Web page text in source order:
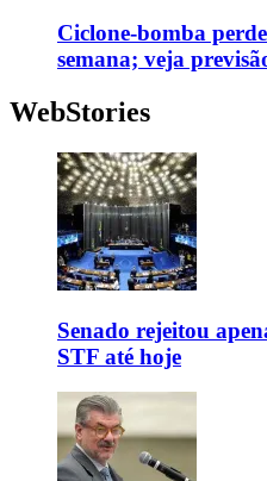
Ciclone-bomba
semana; veja
WebStories
Senado rejeitou
STF até hoje